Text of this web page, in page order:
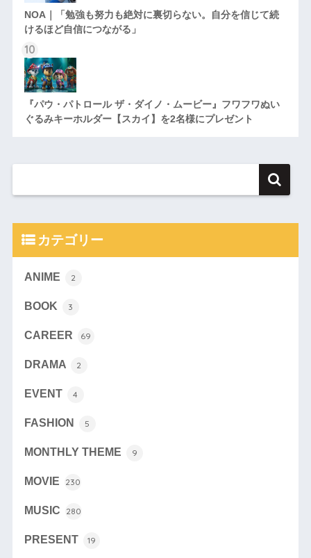
NOA｜「勉強も努力も絶対に裏切らない。自分を信じて続
けるほど自信につながる」
『パウ・パトロール ザ・ダイノ・ムービー』フワフワぬい
ぐるみキーホルダー【スカイ】を2名様にプレゼント
カテゴリー
ANIME 2
BOOK 3
CAREER 69
DRAMA 2
EVENT 4
FASHION 5
MONTHLY THEME 9
MOVIE 230
MUSIC 280
PRESENT 19